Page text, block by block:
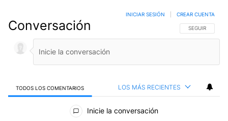
Conversación SIGA ESTA
SEGUIR
INICIAR SESIÓN CREAR CUENTA
TODOS LOS COMENTARIOS LOS MÁS RECIENTES
Todos los comentarios
Inicie la conversación